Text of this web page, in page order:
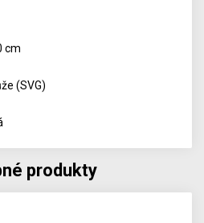
cm
(SVG)
produkty